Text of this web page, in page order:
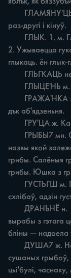
раз-другі i кінуў.
2. Ужываецца
глыкаць. ён глык-
дък аб'ядзеньня.
назвы якой
грибы. Салёныя
грибы. Юшка з
схлібаў, адзін
вырабы з гэтага
бліны — надоела
сушаных грыбоў,
цьі'булі,